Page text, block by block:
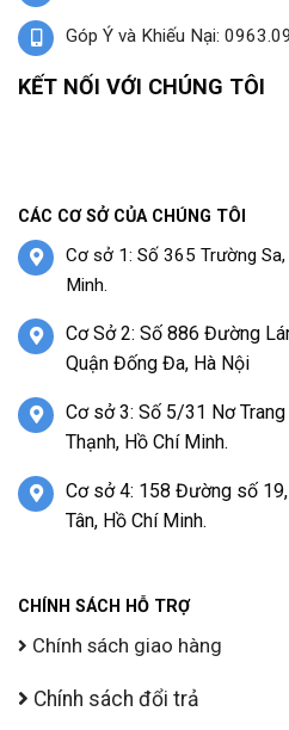
Góp Ý và Khiếu Nại:
KẾT NỐI VỚI CHÚNG TÔI
CÁC CƠ SỞ CỦA CHÚNG TÔI
Cơ sở 1: Số 365 Trường
Minh.
Cơ Sở 2: Số 886 Đường
Quận Đống Đa, Hà Nội
Cơ sở 3: Số 5/31 Nơ
Thạnh, Hồ Chí Minh.
Cơ sở 4: 158 Đường số
Tân, Hồ Chí Minh.
CHÍNH SÁCH HỖ TRỢ
Chính sách giao hàng
Chính sách đổi trả